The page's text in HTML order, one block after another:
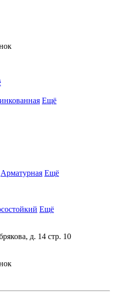
Ещё
Арматурная Ещё
Ещё
д. 14 стр. 10